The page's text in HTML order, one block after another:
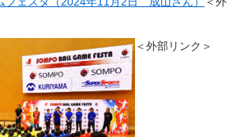
＜外部リンク＞